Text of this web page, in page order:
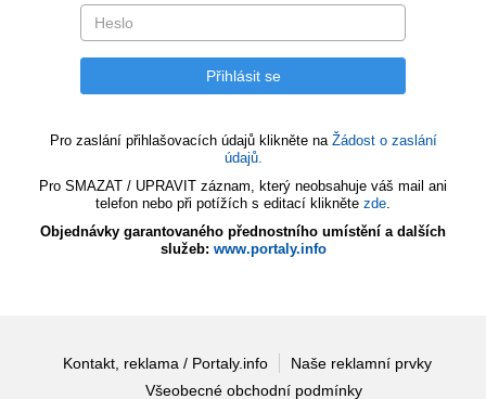
Pro zaslání přihlašovacích údajů klikněte na Žádost o zaslání
údajů.
Pro SMAZAT / UPRAVIT záznam, který neobsahuje váš mail ani
telefon nebo při potížích s editací klikněte zde.
Objednávky garantovaného přednostního umístění a dalších
služeb: www.portaly.info
Kontakt, reklama / Portaly.info
Naše reklamní prvky
Všeobecné obchodní podmínky